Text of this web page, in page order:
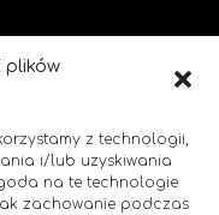
z technologii,
i/lub uzyskiwania
na te technologie
zachowanie podczas